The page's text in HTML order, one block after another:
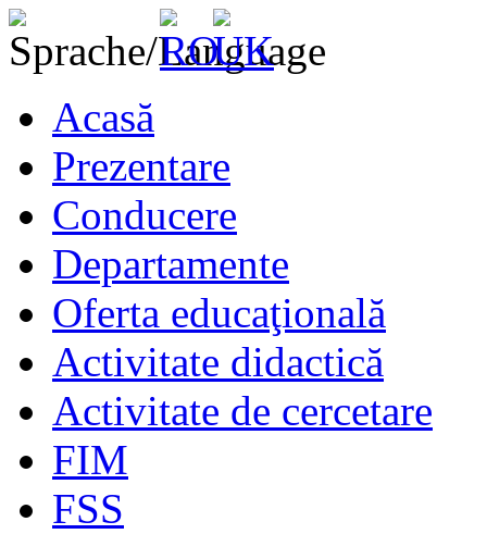
Acasă
Prezentare
Conducere
Departamente
Oferta educaţională
Activitate didactică
Activitate de cercetare
FIM
FSS